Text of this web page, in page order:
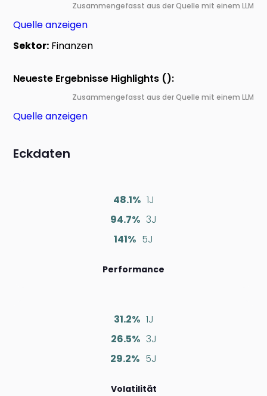
Zusammengefasst aus der Quelle mit einem LLM
Quelle anzeigen
Sektor: Finanzen
Neueste Ergebnisse Highlights ():
Zusammengefasst aus der Quelle mit einem LLM
Quelle anzeigen
Eckdaten
48.1% 1J
94.7% 3J
141% 5J
Performance
31.2% 1J
26.5% 3J
29.2% 5J
Volatilität